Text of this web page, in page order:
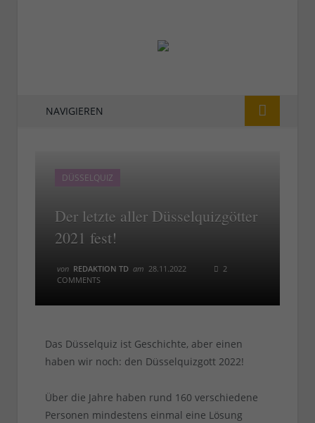
NAVIGIEREN
DÜSSELQUIZ
Der letzte aller Düsselquizgötter
2021 fest!
von REDAKTION TD am 28.11.2022
2
COMMENTS
Das Düsselquiz ist Geschichte, aber einen
haben wir noch: den Düsselquizgott 2022!
Über die Jahre haben rund 160 verschiedene
Personen mindestens einmal eine Lösung